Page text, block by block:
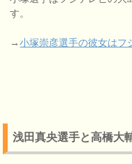
す。
→小塚崇彦選手の彼女はフ
浅田真央選手と高橋大